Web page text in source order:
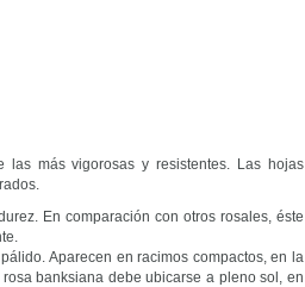
más vigorosas y resistentes. Las hojas
En comparación con otros rosales, éste
Aparecen en racimos compactos, en la
banksiana debe ubicarse a pleno sol, en